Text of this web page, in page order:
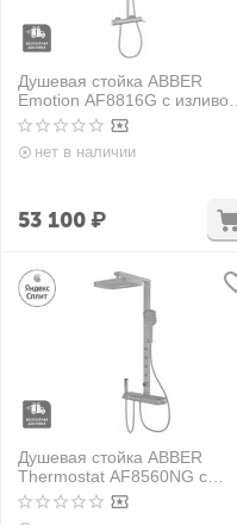
Душевая стойка ABBER
Emotion AF8816G с изливом,
золото матовое
нет в наличии
53 100₽
Душевая стойка ABBER
Thermostat AF8560NG с
термостатом без излива,